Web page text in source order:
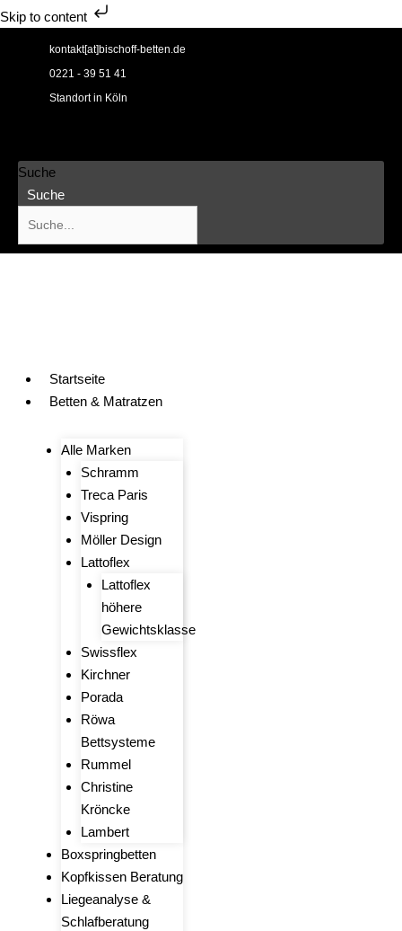
Skip to content
kontakt[at]bischoff-betten.de
0221 - 39 51 41
Standort in Köln
Suche
Suche
Startseite
Betten & Matratzen
Alle Marken
Schramm
Treca Paris
Vispring
Möller Design
Lattoflex
Lattoflex
höhere
Gewichtsklasse
Swissflex
Kirchner
Porada
Röwa
Bettsysteme
Rummel
Christine
Kröncke
Lambert
Boxspringbetten
Kopfkissen Beratung
Liegeanalyse &
Schlafberatung